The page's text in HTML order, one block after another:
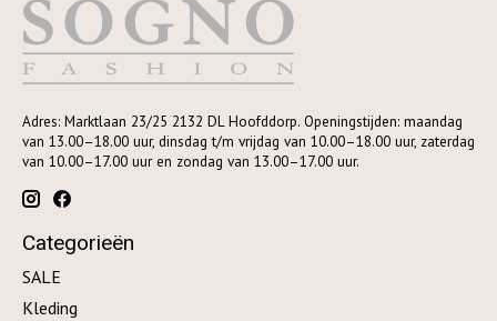
Adres: Marktlaan 23/25 2132 DL Hoofddorp. Openingstijden: maandag
van 13.00–18.00 uur, dinsdag t/m vrijdag van 10.00–18.00 uur, zaterdag
van 10.00–17.00 uur en zondag van 13.00–17.00 uur.
Categorieën
SALE
Kleding